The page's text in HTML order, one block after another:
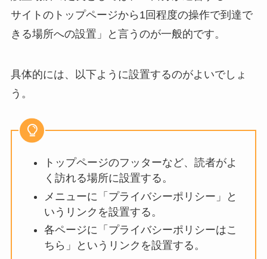
サイトのトップページから1回程度の操作で到達で
きる場所への設置」と言うのが一般的です。
具体的には、以下ように設置するのがよいでしょ
う。
トップページのフッターなど、読者がよ
く訪れる場所に設置する。
メニューに「プライバシーポリシー」と
いうリンクを設置する。
各ページに「プライバシーポリシーはこ
ちら」というリンクを設置する。